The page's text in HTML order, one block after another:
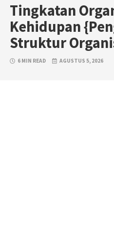
Tingkatan
Kehidupan
Struktur
6 MIN READ AGUSTUS 5, 2026